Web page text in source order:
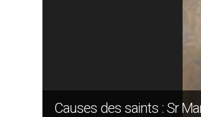
Causes des saints : Sr